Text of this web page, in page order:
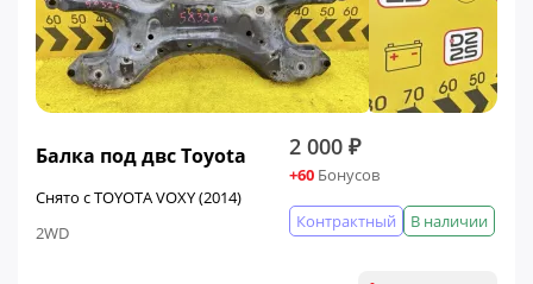
Балка под двс Toyota
Снято с TOYOTA VOXY (2014)
2WD
2 000 ₽
+60 Бонусов
В наличии
Контрактный